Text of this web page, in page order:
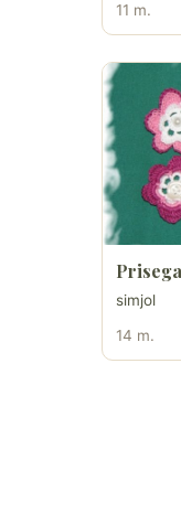
11 m.
simjol
14 m.